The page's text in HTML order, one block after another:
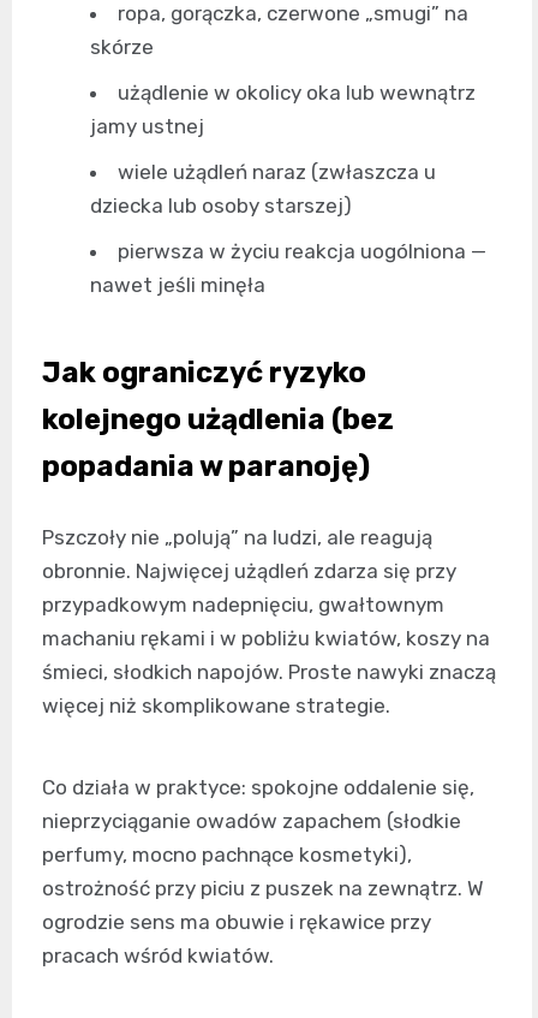
ropa, gorączka, czerwone „smugi” na
skórze
użądlenie w okolicy oka lub wewnątrz
jamy ustnej
wiele użądleń naraz (zwłaszcza u
dziecka lub osoby starszej)
pierwsza w życiu reakcja uogólniona —
nawet jeśli minęła
Jak ograniczyć ryzyko
kolejnego użądlenia (bez
popadania w paranoję)
Pszczoły nie „polują” na ludzi, ale reagują
obronnie. Najwięcej użądleń zdarza się przy
przypadkowym nadepnięciu, gwałtownym
machaniu rękami i w pobliżu kwiatów, koszy na
śmieci, słodkich napojów. Proste nawyki znaczą
więcej niż skomplikowane strategie.
Co działa w praktyce: spokojne oddalenie się,
nieprzyciąganie owadów zapachem (słodkie
perfumy, mocno pachnące kosmetyki),
ostrożność przy piciu z puszek na zewnątrz. W
ogrodzie sens ma obuwie i rękawice przy
pracach wśród kwiatów.